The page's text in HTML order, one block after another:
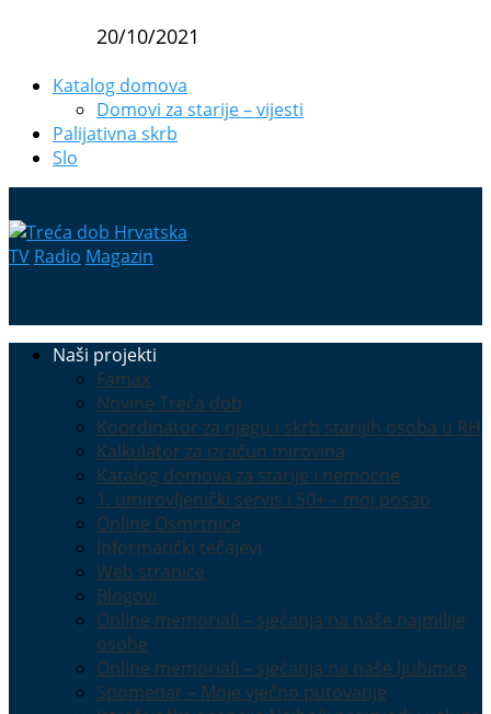
20/10/2021
Katalog domova
Domovi za starije – vijesti
Palijativna skrb
Slo
TV Radio Magazin
Naši projekti
Famax
Novine Treća dob
Koordinator za njegu i skrb starijih osoba u RH
Kalkulator za izračun mirovina
Katalog domova za starije i nemoćne
1. umirovljenički servis i 50+ – moj posao
Online Osmrtnice
Informatički tečajevi
Web stranice
Blogovi
Online memoriali – sjećanja na naše najmilije
osobe
Online memoriali – sjećanja na naše ljubimce
Spomenar – Moje vječno putovanje